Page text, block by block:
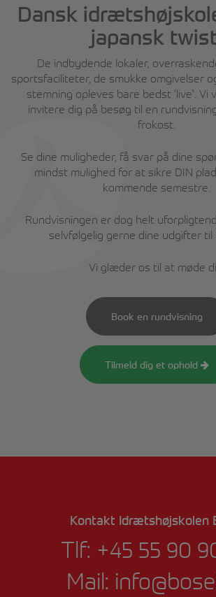
Dansk
japansk
De indbydende lokaler,
sportsfaciliteter, de smukke omgivelser
stemning opleves bare bedst 'live'. Vi
invitere dig på besøg til en
frokost.
Se dine muligheder, få svar på dine
mindst mulighed for at sikre DIN
kommende semestre.
Rundvisningen er dog helt
selvfølgelig gerne dine udgifter
Vi glæder os til at møde
Book en rundvisning
Tilmeld dig et ophold
Kontakt Idrætshøjskolen
Tlf: +45 55 90
Mail: